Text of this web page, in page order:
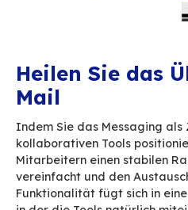
Ausgehend vom
ist, verbinden wir die
reduzieren die
den Tools zu
in der Praxis, wie
Konkret bringt
in einer kohärenten,